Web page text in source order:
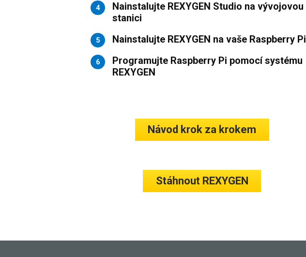
4
Nainstalujte REXYGEN Studio na vývojovou
stanici
5 Nainstalujte REXYGEN na vaše Raspberry Pi
6
Programujte Raspberry Pi pomocí systému
REXYGEN
Návod krok za krokem
Stáhnout REXYGEN